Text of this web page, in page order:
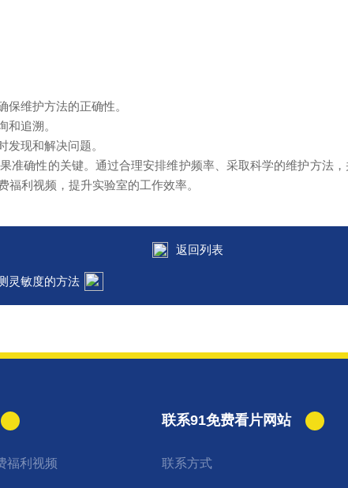
维护方法的正确性。
追溯。
现和解决问题。
确性的关键。通过合理安排维护频率、采取科学的维护方法
利视频，提升实验室的工作效率。
返回列表
灵敏度的方法
福利视频
联系91免费看片网站
联系方式